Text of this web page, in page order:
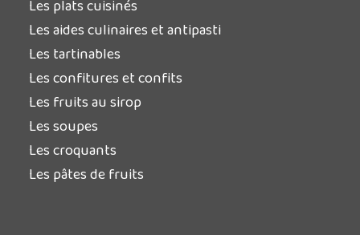
Les plats cuisinés
Les aides culinaires et antipasti
Les tartinables
Les confitures et confits
Les fruits au sirop
Les soupes
Les croquants
Les pâtes de fruits